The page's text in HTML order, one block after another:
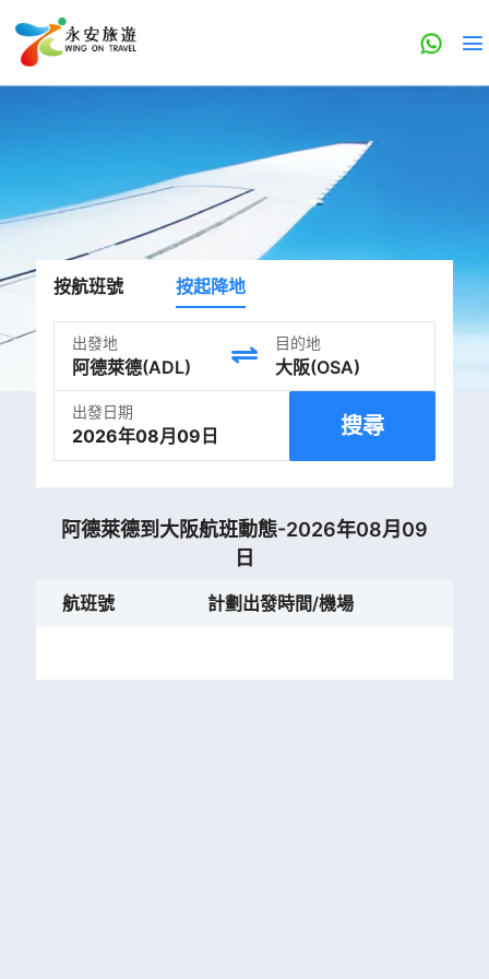
按航班號 按起降地
出發地 目的地
出發日期
2026年08月09日 搜尋
阿德萊德到大阪航班動態-2026年08月09
日
航班號 計劃出發時間/機場